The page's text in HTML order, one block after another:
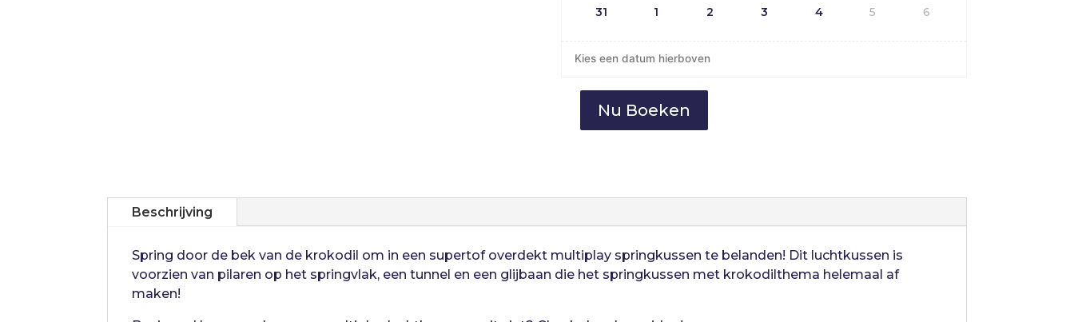
31 1 2 3 4 5 6
Kies een datum hierboven
KrokodilNu Boeken
Beschrijving
Spring door de bek van de krokodil om in een supertof overdekt multiplay springkussen te belanden! Dit luchtkussen is
voorzien van pilaren op het springvlak, een tunnel en een glijbaan die het springkussen met krokodilthema helemaal af
maken!